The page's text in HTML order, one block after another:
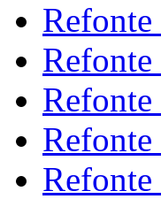
Refonte
Refonte
Refonte
Refonte
Refonte